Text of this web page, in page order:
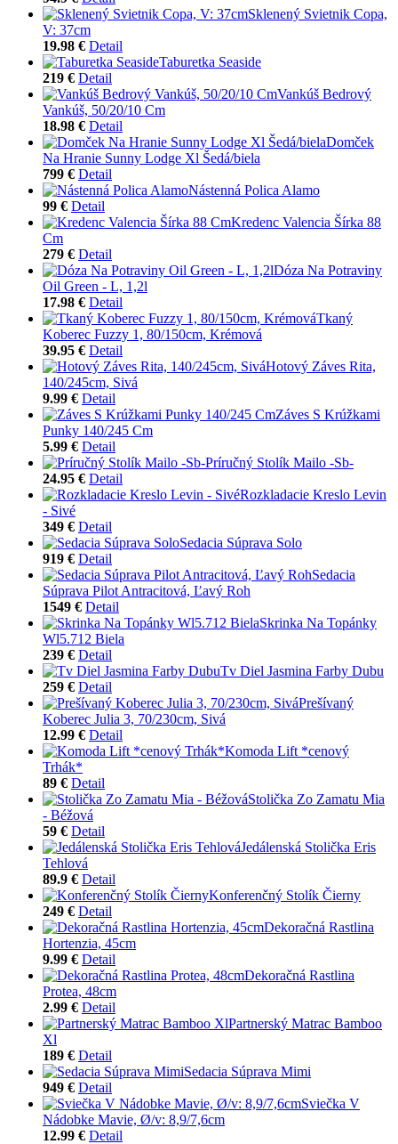
Sklenený Svietnik Copa,
V: 37cm
19.98 € Detail
Taburetka Seaside
219 € Detail
Vankúš Bedrový
Vankúš, 50/20/10 Cm
18.98 € Detail
Domček
Na Hranie Sunny Lodge Xl Šedá/biela
799 € Detail
Nástenná Polica Alamo
99 € Detail
Kredenc Valencia Šírka 88
Cm
279 € Detail
Dóza Na Potraviny
Oil Green - L, 1,2l
17.98 € Detail
Tkaný
Koberec Fuzzy 1, 80/150cm, Krémová
39.95 € Detail
Hotový Záves Rita,
140/245cm, Sivá
9.99 € Detail
Záves S Krúžkami
Punky 140/245 Cm
5.99 € Detail
Príručný Stolík Mailo -Sb-
24.95 € Detail
Rozkladacie Kreslo Levin
- Sivé
349 € Detail
Sedacia Súprava Solo
919 € Detail
Sedacia
Súprava Pilot Antracitová, Ľavý Roh
1549 € Detail
Skrinka Na Topánky
Wl5.712 Biela
239 € Detail
Tv Diel Jasmina Farby Dubu
259 € Detail
Prešívaný
Koberec Julia 3, 70/230cm, Sivá
12.99 € Detail
Komoda Lift *cenový
Trhák*
89 € Detail
Stolička Zo Zamatu Mia
- Béžová
59 € Detail
Jedálenská Stolička Eris
Tehlová
89.9 € Detail
Konferenčný Stolík Čierny
249 € Detail
Dekoračná Rastlina
Hortenzia, 45cm
9.99 € Detail
Dekoračná Rastlina
Protea, 48cm
2.99 € Detail
Partnerský Matrac Bamboo
Xl
189 € Detail
Sedacia Súprava Mimi
949 € Detail
Sviečka V
Nádobke Mavie, Ø/v: 8,9/7,6cm
12.99 € Detail